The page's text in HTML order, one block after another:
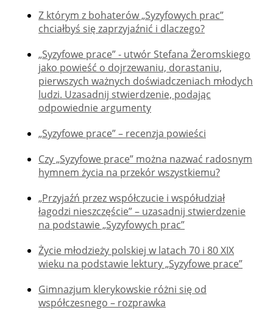
Z którym z bohaterów „Syzyfowych prac”
chciałbyś się zaprzyjaźnić i dlaczego?
„Syzyfowe prace” - utwór Stefana Żeromskiego
jako powieść o dojrzewaniu, dorastaniu,
pierwszych ważnych doświadczeniach młodych
ludzi. Uzasadnij stwierdzenie, podając
odpowiednie argumenty
„Syzyfowe prace” – recenzja powieści
Czy „Syzyfowe prace” można nazwać radosnym
hymnem życia na przekór wszystkiemu?
„Przyjaźń przez współczucie i współudział
łagodzi nieszczęście” – uzasadnij stwierdzenie
na podstawie „Syzyfowych prac”
Życie młodzieży polskiej w latach 70 i 80 XIX
wieku na podstawie lektury „Syzyfowe prace”
Gimnazjum klerykowskie różni się od
współczesnego – rozprawka